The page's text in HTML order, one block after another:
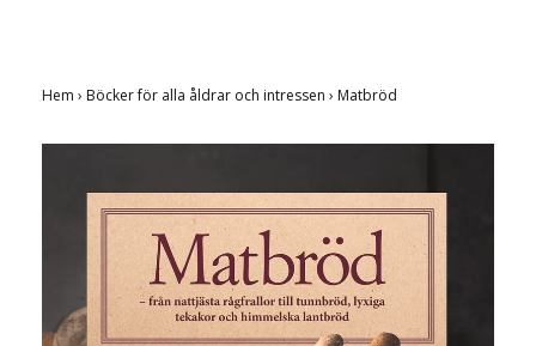
Hem › Böcker för alla åldrar och intressen › Matbröd